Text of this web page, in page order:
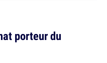
porteur du